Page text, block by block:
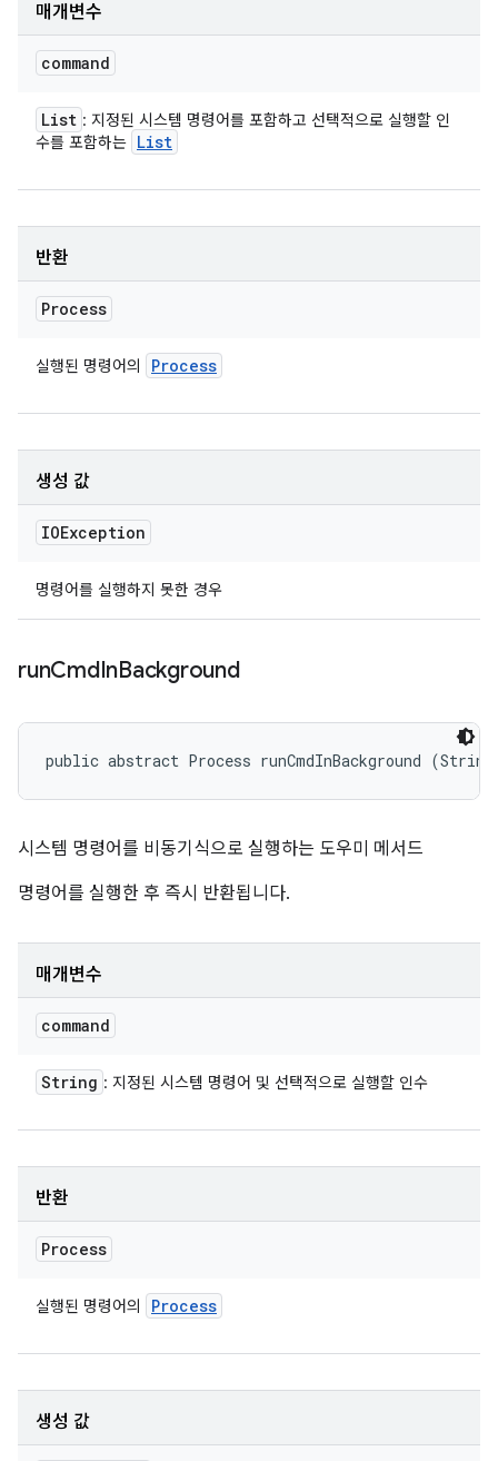
매개변수
command
List : 지정된 시스템 명령어를 포함하고 선택적으로 실행할 인
수를 포함하는 List
반환
Process
실행된 명령어의 Process
생성 값
IOException
명령어를 실행하지 못한 경우
runCmdInBackground
public abstract Process runCmdInBackground
시스템 명령어를 비동기식으로 실행하는 도우미 메서드
명령어를 실행한 후 즉시 반환됩니다.
매개변수
command
String : 지정된 시스템 명령어 및 선택적으로 실행할 인수
반환
Process
실행된 명령어의 Process
생성 값